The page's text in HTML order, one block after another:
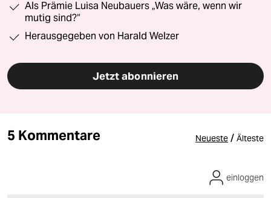
Als Prämie Luisa Neubauers „Was wäre, wenn wir
mutig sind?“
Herausgegeben von Harald Welzer
Jetzt abonnieren
5 Kommentare Neueste / Älteste
einloggen